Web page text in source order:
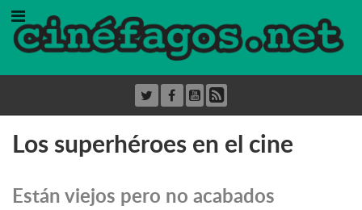
Los superhéroes en el cine
Están viejos pero no acabados